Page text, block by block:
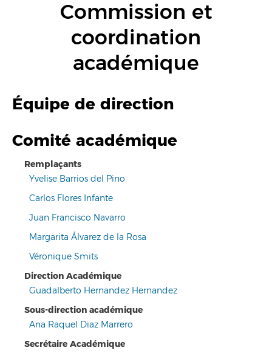
Commission et
coordination
académique
Équipe de direction
Comité académique
Remplaçants
Yvelise Barrios del Pino
Carlos Flores Infante
Juan Francisco Navarro
Margarita Álvarez de la Rosa
Véronique Smits
Direction Académique
Guadalberto Hernandez Hernandez
Sous-direction académique
Ana Raquel Diaz Marrero
Secrétaire Académique